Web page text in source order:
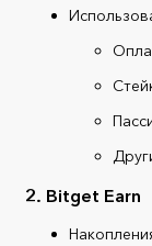
2. Bitget Earn